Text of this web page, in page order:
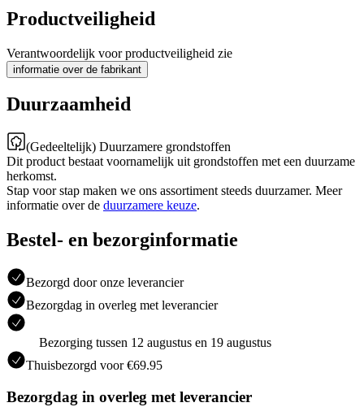
Productveiligheid
Verantwoordelijk voor productveiligheid zie
informatie over de fabrikant
Duurzaamheid
(Gedeeltelijk) Duurzamere grondstoffen
Dit product bestaat voornamelijk uit grondstoffen met een duurzame
herkomst.
Stap voor stap maken we ons assortiment steeds duurzamer. Meer
informatie over de duurzamere keuze.
Bestel- en bezorginformatie
Bezorgd door onze leverancier
Bezorgdag in overleg met leverancier
Bezorging tussen 12 augustus en 19 augustus
Thuisbezorgd voor €69.95
Bezorgdag in overleg met leverancier